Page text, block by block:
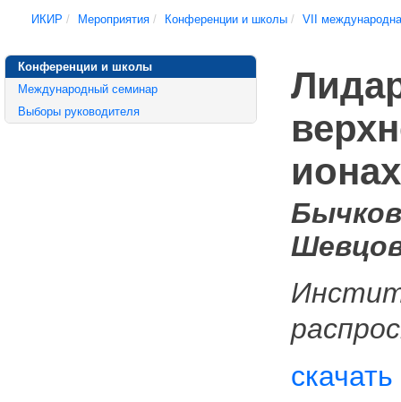
ИКИР / Мероприятия / Конференции и школы / VII
Конференции и школы
Международный семинар
Выборы руководителя
скачать